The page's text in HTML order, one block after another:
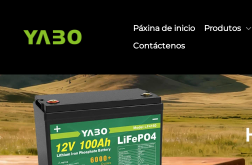
Páxina de inicio Produtos
Contáctenos